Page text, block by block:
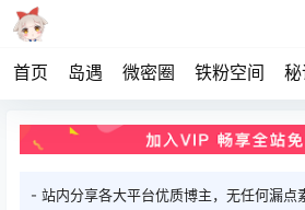
首页 岛遇 微密圈 铁粉空间 秘
- 站内分享各大平台优质博主，无任何漏点